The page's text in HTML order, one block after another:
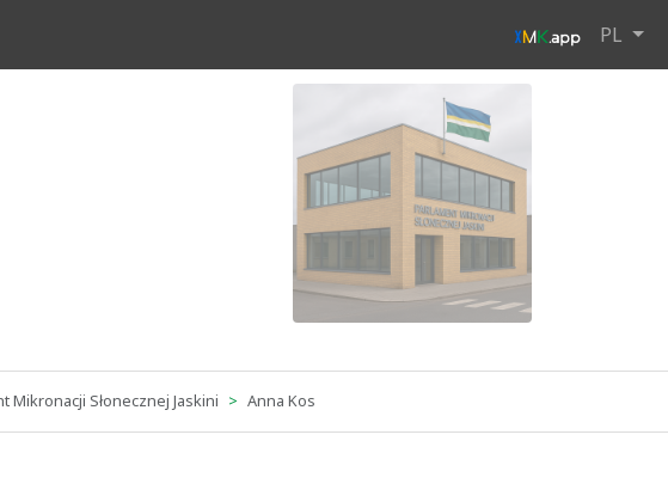
PL
Mikronacji Słonecznej Jaskini Anna Kos